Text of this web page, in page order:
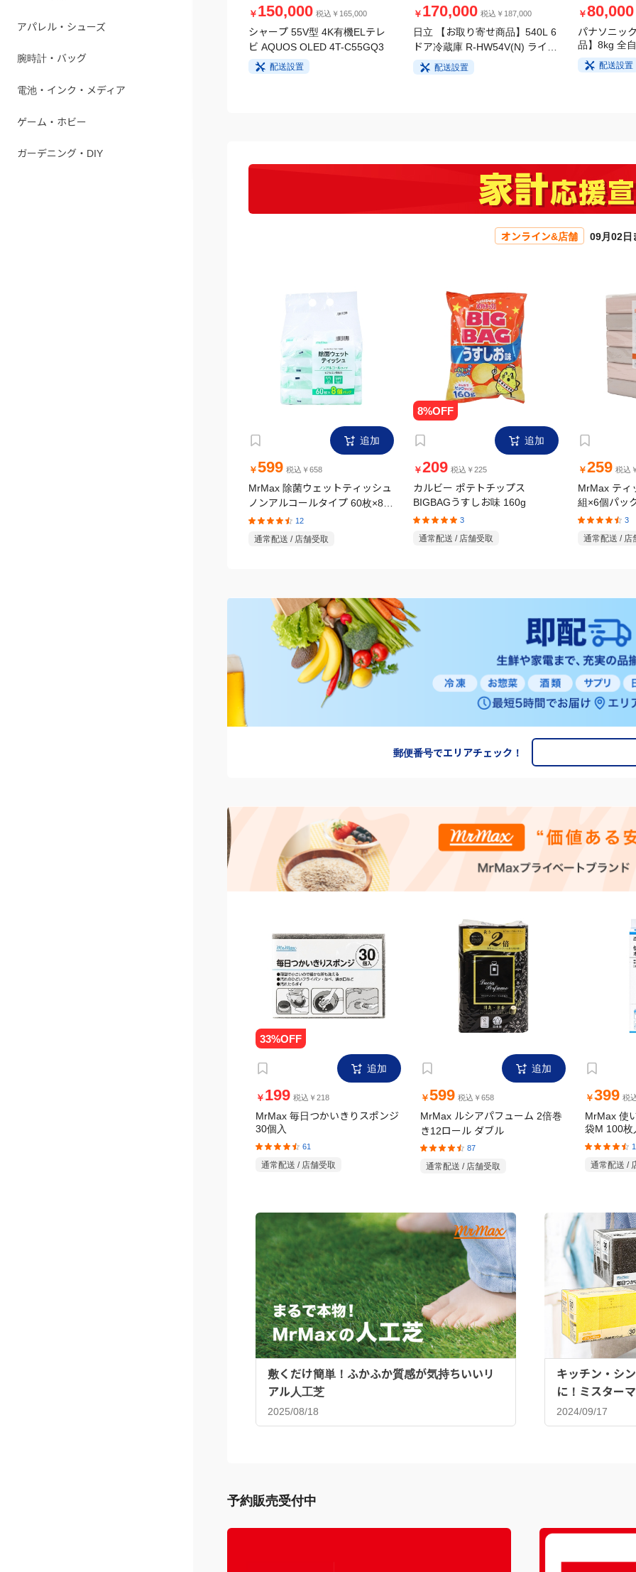
アパレル・シューズ
腕時計・バッグ
電池・インク・メディア
ゲーム・ホビー
ガーデニング・DIY
￥ 150,000 税込￥165,000
シャープ 55V型 4K有機ELテレ
ビ AQUOS OLED 4T-C55GQ3
配送設置
￥ 170,000 税込￥187,000
日立 【お取り寄せ商品】540L 6
ドア冷蔵庫 R-HW54V(N) ライト
ゴールド配送設置
￥80,000
パナソニッ
品】8kg 全
FA8H5-W
配送設置
オンライン&店舗 09月02日
追加
￥ 599 税込￥658
MrMax 除菌ウェットティッシュ
ノンアルコールタイプ 60枚×8個
12
通常配送 / 店舗受取
追加
￥ 209 税込￥225
カルビー ポテトチップス
BIGBAGうすしお味 160g
3
通常配送 / 店舗受取
￥ 259 税込
MrMax ティ
組×6個パッ
3
通常配送 / 店
郵便番号でエリアチェック！
追加
￥ 199 税込￥218
MrMax 毎日つかいきりスポンジ
30個入
61
通常配送 / 店舗受取
追加
￥ 599 税込￥658
MrMax ルシアパフューム 2倍巻
き12ロール ダブル
通常配送 / 店舗受取
￥399 税
MrMax 使
袋M 100枚
通常配送 /
敷くだけ簡単！ふかふか質感が気持ちいいリ
アル人工芝
キッチン・シ
に！ミスター
予約販売受付中